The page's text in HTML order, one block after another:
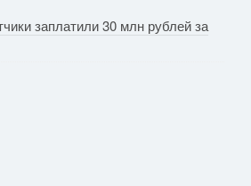
заплатили 30 млн рублей за